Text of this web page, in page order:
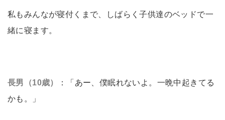
私もみんなが寝付くまで、しばらく子供達のベッドで一
緒に寝ます。
長男（10歳）
：「あー、僕眠れないよ。一晩中起きてる
かも。」